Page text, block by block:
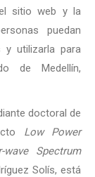
sitio web y la
puedan
y utilizarla para
de Medellín,
doctoral de
Low Power
Spectrum
Solís, está